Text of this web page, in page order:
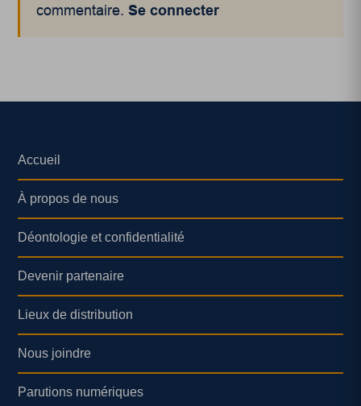
commentaire.Se connecter
Accueil
À propos de nous
Déontologie et confidentialité
Devenir partenaire
Lieux de distribution
Nous joindre
Parutions numériques